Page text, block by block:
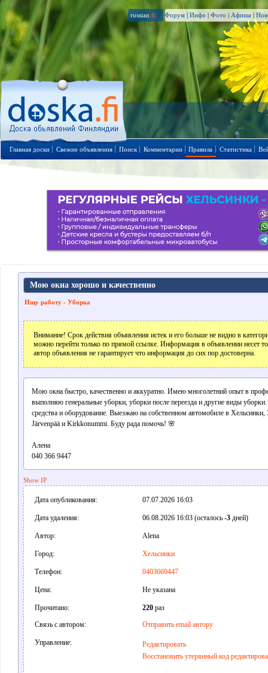
russian .fi Форум | Инфо | Фото | Афиша |
Главная доски Свежие объявления Поиск Комментарии Правила Статистика
Мою окна хорошо и качественно
Ищу работу - Уборка
Внимание! Срок действия объявления истек и его больше не видно в
можно перейти только по прямой ссылке. Информация в объявлении несет
автор объявления не гарантирует что информация до сих пор достоверна.
Мою окна быстро, качественно и аккуратно. Имею многолетний опыт в
выполняю генеральные уборки, уборки после переезда и другие виды
средства и оборудование. Выезжаю на собственном автомобиле в
Järvenpää и Kirkkonummi. Буду рада помочь! 🌸
Алена
040 366 9447
Show IP
Дата опубликования: 07.07.2026 16:03
Дата удаления: 06.08.2026 16:03 (осталось -3дней)
Автор: Alena
Город: Хельсинки
Телефон: 0403669447
Цена: Не указана
Прочитано: 220раз
Связь с автором:
Отправить email автору
Управление:
Редактировать
Восстановить утерянный код